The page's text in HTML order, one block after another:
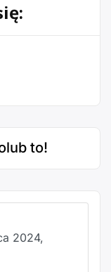
to!
2024,